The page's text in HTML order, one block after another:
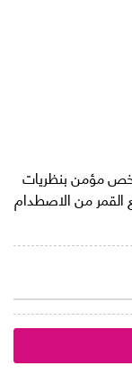
مؤمن بنظريات
القمر من الاصطدام